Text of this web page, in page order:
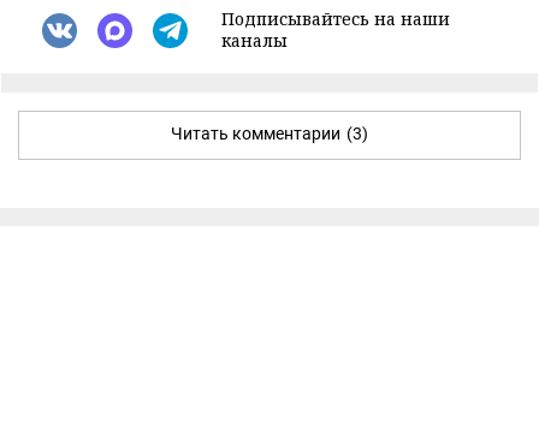
Подписывайтесь на наши
каналы
Читать комментарии (3)